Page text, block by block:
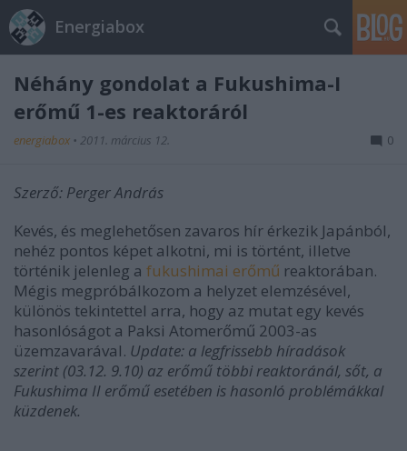
Energiabox
Néhány gondolat a Fukushima-I
erőmű 1-es reaktoráról
energiabox • 2011. március 12. 0
Szerző: Perger András
Kevés, és meglehetősen zavaros hír érkezik Japánból,
nehéz pontos képet alkotni, mi is történt, illetve
történik jelenleg a fukushimai erőmű reaktorában.
Mégis megpróbálkozom a helyzet elemzésével,
különös tekintettel arra, hogy az mutat egy kevés
hasonlóságot a Paksi Atomerőmű 2003-as
üzemzavarával. Update: a legfrissebb híradások
szerint (03.12. 9.10) az erőmű többi reaktoránál, sőt, a
Fukushima II erőmű esetében is hasonló problémákkal
küzdenek.